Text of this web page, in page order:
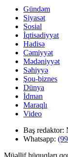
Gündəm
Siyasət
Sosial
İqtisadiyyat
Hadisə
Cəmiyyət
Mədəniyyət
Səhiyyə
Şou-biznes
Dünya
İdman
Maraqlı
Video
Baş redaktor:
Whatsapp: